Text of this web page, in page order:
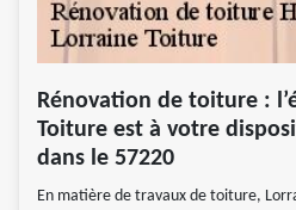
Rénovation de toiture :
Toiture est à votre
dans le 57220
En matière de travaux de toiture,